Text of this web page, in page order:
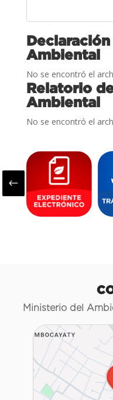
Ambiental
No se encontró el
Relatorio
Ambiental
No se encontró el
#
Ministerio del